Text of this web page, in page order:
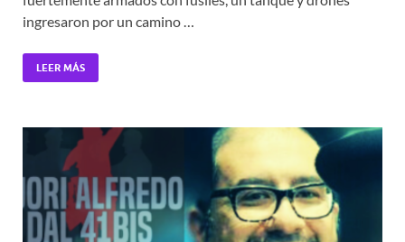
ingresaron por un camino …
LEER MÁS